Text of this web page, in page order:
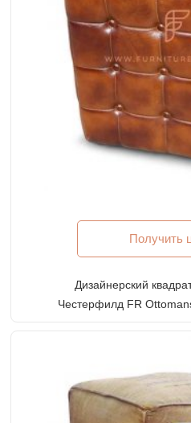
Получить
Дизайнерский
Честерфилд FR